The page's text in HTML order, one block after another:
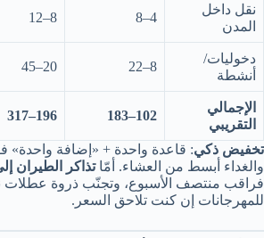
نقل داخل
المدن
4–8
8–12
دخوليات/
أنشطة
8–22
20–45
الإجمالي
التقريبي
102–183
196–317
تخفيض ذكي: قاعدة واحدة + «إضافة واحدة»
والغداء أبسط من العشاء. أمّاتذاكر الطيران
فراقب منتصف الأسبوع، وتجنّب ذروة عطلات
للمهرجانات إن كنت تلاحق السعر.